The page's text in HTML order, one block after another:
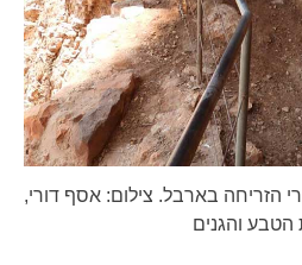
הזריחה בארבל. צילום: אסף דורי,
הטבע והגנים